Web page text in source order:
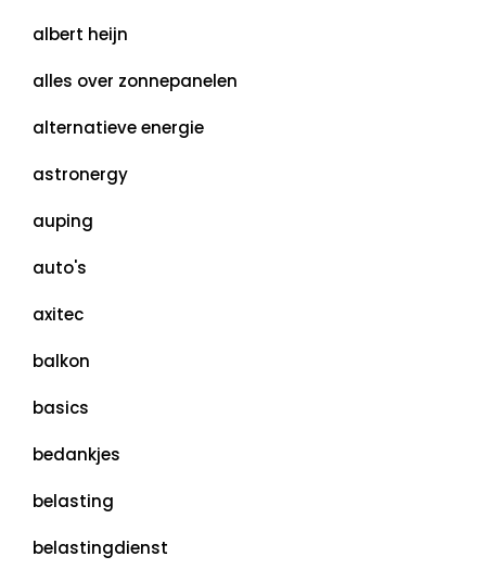
albert heijn
alles over zonnepanelen
alternatieve energie
astronergy
auping
auto's
axitec
balkon
basics
bedankjes
belasting
belastingdienst